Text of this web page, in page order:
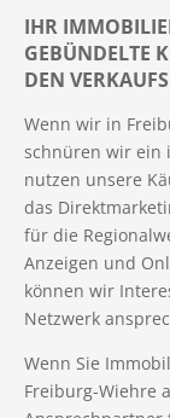
IHR
GEBÜNDELTE
DEN
Wenn wir in
schnüren wir ein
nutzen unsere
das
für die
Anzeigen und
können wir
Netzwerk
Wenn Sie
Freiburg-Wiehre